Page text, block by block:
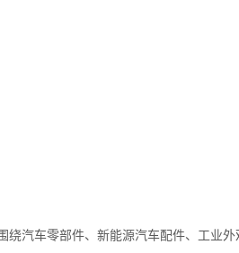
汽车零部件、新能源汽车配件、工业外